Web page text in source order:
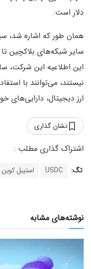
دلار است.
سایر شبکه‌های بلاکچین تا
نیستند، می‌توانند با
ارز دیجیتال، دارایی‌های
نشان گذاری
تگ: USDC استیبل کوین
نوشته‌های مشابه